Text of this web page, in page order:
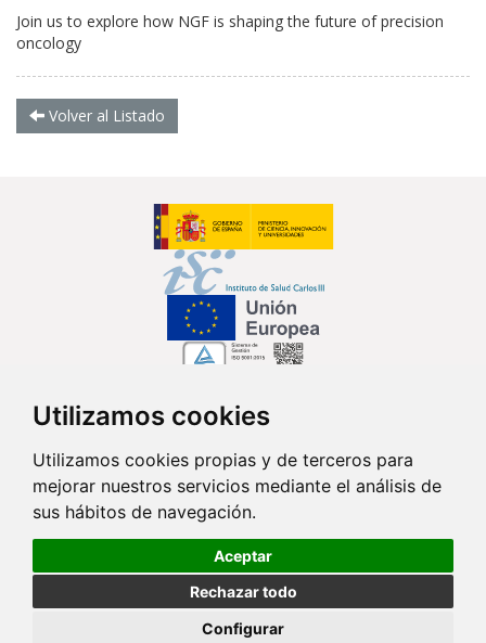
Utilizamos cookies
Utilizamos cookies propias y de terceros para
mejorar nuestros servicios mediante el análisis de
sus hábitos de navegación.
Aceptar
Rechazar todo
Configurar
Join us to explore how NGF is shaping the future of precision
oncology
Volver al Listado
Síguenos en...
Contacto
Av. Monforte de Lemos, 3-5. Pabellón 11. Planta 0 28029 Madrid
info@ciberisciii.es
Política de Privacidad